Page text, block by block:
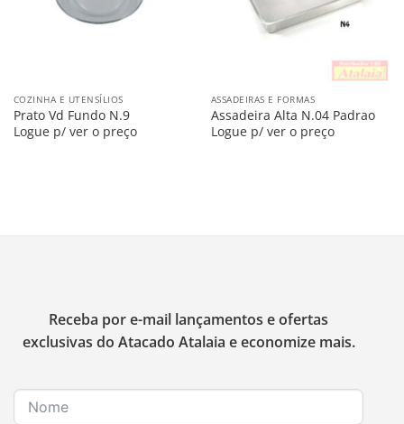
COZINHA E UTENSÍLIOS
Prato Vd Fundo N.9
Logue p/ ver o preço
ASSADEIRAS E FORMAS
Assadeira Alta N.04 Padrao
Logue p/ ver o preço
Receba por e-mail lançamentos e ofertas
exclusivas do Atacado Atalaia e economize mais.